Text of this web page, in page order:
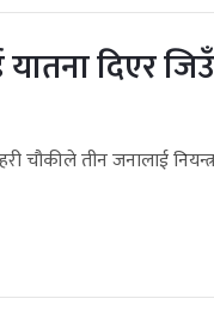
दिएर
चौकीले तीन जनालाई